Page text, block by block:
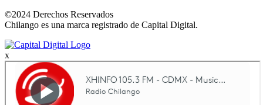
©2024 Derechos Reservados
Chilango es una marca registrado de Capital Digital.
x